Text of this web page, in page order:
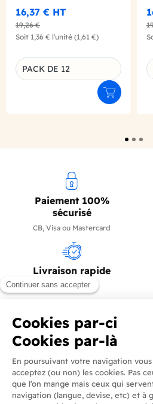
16,37 € HT
19,26 €
Soit 1,36 € l'unité (1,61 €)
Déclinaison du produit
PACK DE 12
Ajouter au
Paiement 100%
sécurisé
CB, Visa ou Mastercard
Livraison rapide
en 24/72h